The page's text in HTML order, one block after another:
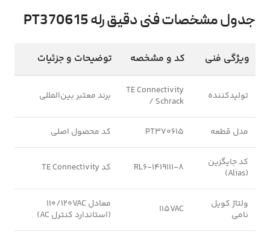
جدول مشخصات فنی دقیق رله PT370615
ویژگی فنی کد و مشخصه توضیحات و جزئیات
تولیدکننده
TE Connectivity
/ Schrack
برند معتبر بین‌المللی
مدل قطعه PT370615 کد محصول اصلی
کد جایگزین
(Alias)
RL6-1419111-8 کد TE Connectivity
ولتاژ کویل
نامی
115VAC
معادل 110/120VAC
(استاندارد کنترل AC)